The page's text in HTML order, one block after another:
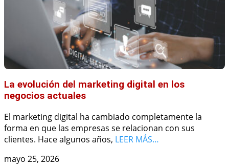
La evolución del marketing digital en los
negocios actuales
El marketing digital ha cambiado completamente la
forma en que las empresas se relacionan con sus
clientes. Hace algunos años, LEER MÁS…
mayo 25, 2026